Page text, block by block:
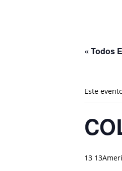
« Todos
Este
13